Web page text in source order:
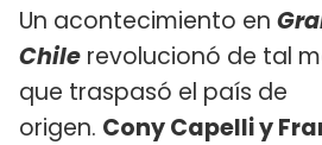
Un acontecimiento en
Chile revolucionó de tal
que traspasó el país de
origen. Cony Capelli y